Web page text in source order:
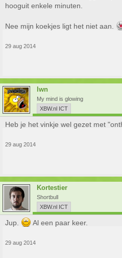
hooguit enkele minuten.
Nee mijn koekjes ligt het niet aan.
29 aug 2014
lwn
My mind is glowing
XBW.nl ICT
Heb je het vinkje wel gezet met
29 aug 2014
Kortestier
Shortbull
XBW.nl ICT
Jup. Al een paar keer.
29 aug 2014